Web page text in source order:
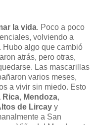
la vida. Poco a poco
volviendo a
Hubo algo que cambió
atrás, pero otras,
Las mascarillas
varios meses,
a vivir sin miedo. Esto
Rica, Mendoza,
de Lircay y
a San